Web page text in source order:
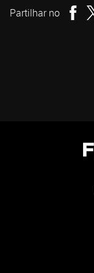
Partilhar no